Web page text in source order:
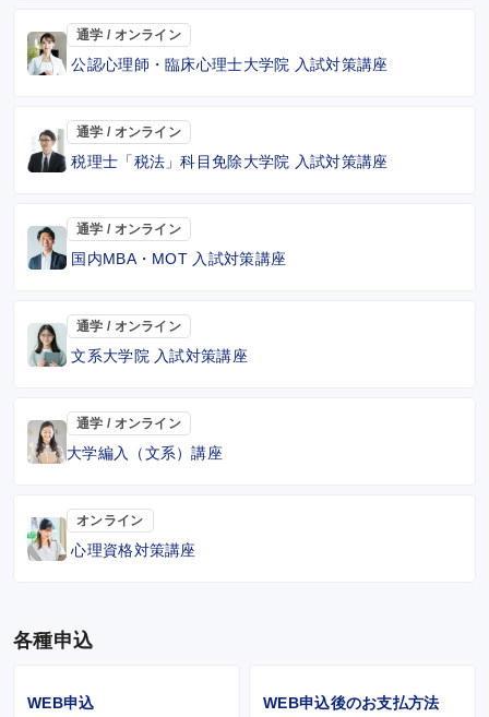
通学 / オンライン
公認心理師・臨床心理士大学院 入試対策講座
通学 / オンライン
税理士「税法」科目免除大学院 入試対策講座
通学 / オンライン
国内MBA・MOT 入試対策講座
通学 / オンライン
文系大学院 入試対策講座
通学 / オンライン
大学編入（文系）講座
オンライン
心理資格対策講座
各種申込
WEB申込 WEB申込後のお支払方法